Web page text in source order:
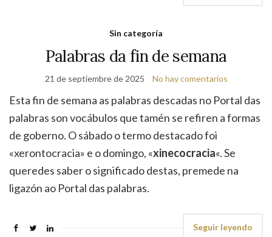
Sin categoría
Palabras da fin de semana
21 de septiembre de 2025 No hay comentarios
Esta fin de semana as palabras descadas no Portal das
palabras son vocábulos que tamén se refiren a formas
de goberno. O sábado o termo destacado foi
«xerontocracia» e o domingo, «xinecocracia«. Se
queredes saber o significado destas, premede na
ligazón ao Portal das palabras.
Seguir leyendo